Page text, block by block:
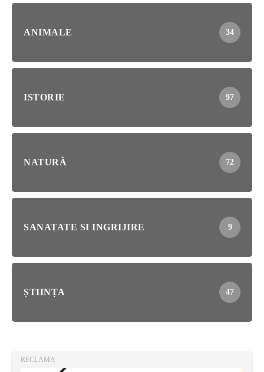
ANIMALE 34
ISTORIE 97
NATURĂ 72
SANATATE SI INGRIJIRE 9
ȘTIINȚA 47
RECLAMA